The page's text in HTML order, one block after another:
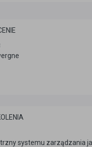
systemu zarządzania